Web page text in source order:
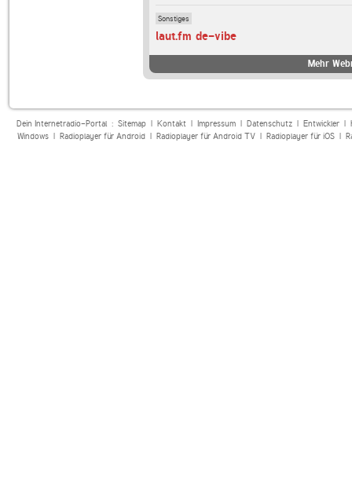
Sonstiges
laut.fm de-vibe
Mehr
Dein Internetradio-Portal : Sitemap| Kontakt| Impressum| Datenschutz| Entwickler|
Windows| Radioplayer für Android| Radioplayer für Android TV| Radioplayer für iOS|